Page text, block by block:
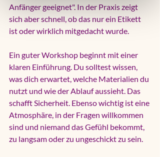
Anfänger geeignet". In der Praxis zeigt
sich aber schnell, ob das nur ein Etikett
ist oder wirklich mitgedacht wurde.
Ein guter Workshop beginnt mit einer
klaren Einführung. Du solltest wissen,
was dich erwartet, welche Materialien du
nutzt und wie der Ablauf aussieht. Das
schafft Sicherheit. Ebenso wichtig ist eine
Atmosphäre, in der Fragen willkommen
sind und niemand das Gefühl bekommt,
zu langsam oder zu ungeschickt zu sein.